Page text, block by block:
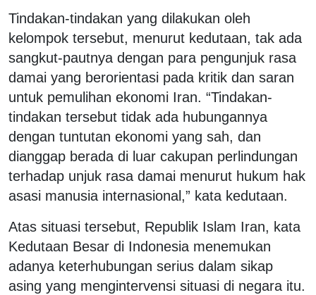
Tindakan-tindakan yang dilakukan oleh
kelompok tersebut, menurut kedutaan, tak ada
sangkut-pautnya dengan para pengunjuk rasa
damai yang berorientasi pada kritik dan saran
untuk pemulihan ekonomi Iran. “Tindakan-
tindakan tersebut tidak ada hubungannya
dengan tuntutan ekonomi yang sah, dan
dianggap berada di luar cakupan perlindungan
terhadap unjuk rasa damai menurut hukum hak
asasi manusia internasional,” kata kedutaan.
Atas situasi tersebut, Republik Islam Iran, kata
Kedutaan Besar di Indonesia menemukan
adanya keterhubungan serius dalam sikap
asing yang mengintervensi situasi di negara itu.